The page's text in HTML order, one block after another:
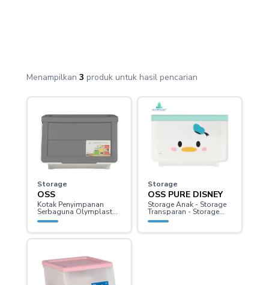
Menampilkan 3 produk untuk hasil pencarian
Storage
OSS
Kotak Penyimpanan
Serbaguna Olymplast
Storage Solution -
Storage
OSS PURE DISNEY
Storage Anak - Storage
Transparan - Storage
Plastik